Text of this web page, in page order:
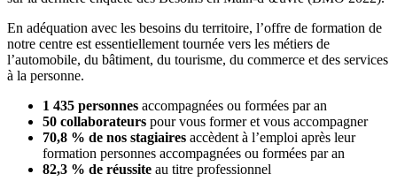
En adéquation avec les besoins du territoire, l’offre de formation de
notre centre est essentiellement tournée vers les métiers de
l’automobile, du bâtiment, du tourisme, du commerce et des services
à la personne.
1 435 personnes accompagnées ou formées par an
50 collaborateurs pour vous former et vous accompagner
70,8 % de nos stagiaires accèdent à l’emploi après leur
formation personnes accompagnées ou formées par an
82,3 % de réussite au titre professionnel